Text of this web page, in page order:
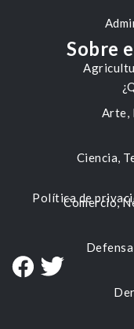
Arte,
Ciencia,
Comercio,
Sobre
Política de